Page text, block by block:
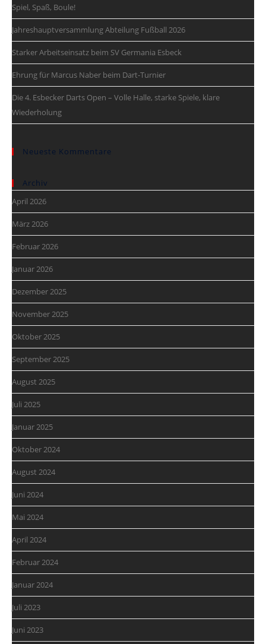
Spiel, Spaß, Boule!
Jahreshauptversammlung Abteilung Fußball 2026
Starker Arbeitseinsatz beim SV Germania Esbeck
Ehrung für Marcus Naber beim Dart-Turnier
Die 4. Esbecker Darts Open – Volle Halle, starke Spiele, klare
Wiederholung
Neueste Kommentare
Archiv
April 2026
März 2026
Februar 2026
Januar 2026
Dezember 2025
November 2025
Oktober 2025
September 2025
August 2025
Juli 2025
Januar 2025
Oktober 2024
August 2024
Juni 2024
Mai 2024
April 2024
Februar 2024
Januar 2024
Juli 2023
Juni 2023